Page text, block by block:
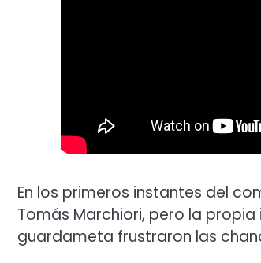
En los primeros instantes del
Tomás Marchiori, pero la
guardameta frustraron las